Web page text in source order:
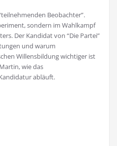
Beobachter”.
sondern im Wahlkampf
Der Kandidat von “Die Partei”
und warum
Willensbildung wichtiger ist
wie das
abläuft.